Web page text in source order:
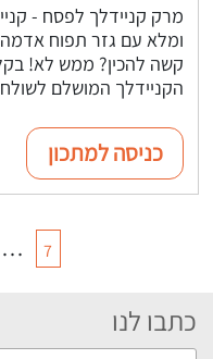
מרק קניידלך לפסח -
ומלא עם גזר תפוח אדמה
קשה להכין? ממש לא!
הקניידלך המושלם
כניסה למתכון
… 7
כתבו לנו